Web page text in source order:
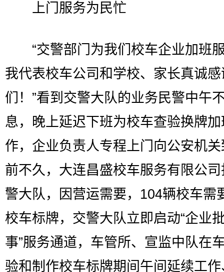
上门服务为民忙
“交警部门为我们校车企业加班
我代表校车公司和学校、家长真诚
们！”看到交警大队的业务民警中午
息，晚上延迟下班为校车查验换牌
作，企业负责人专程上门向公安机
前不久，大连昌盛校车服务有限公
警大队，因营运需要，104辆校车需
校车标牌，交警大队立即启动“企业
事”服务通道，车管所、宣监中队在
验和制作校车标牌期间午间延续工